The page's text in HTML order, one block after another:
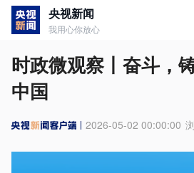
央视新闻
我用心你放心
时政微观察丨奋斗，
中国
2026-05-02 00:00:00